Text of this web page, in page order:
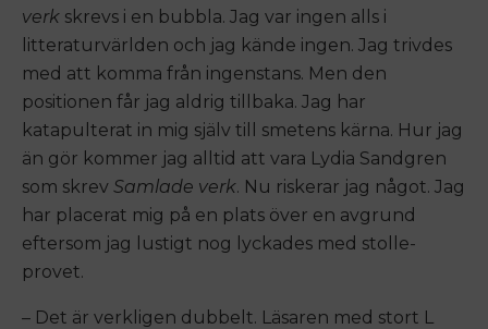
verk skrevs i en bubbla. Jag var ingen alls i
litteraturvärlden och jag kände ingen. Jag trivdes
med att komma från ingenstans. Men den
positionen får jag aldrig tillbaka. Jag har
katapulterat in mig själv till smetens kärna. Hur jag
än gör kommer jag alltid att vara Lydia Sandgren
som skrev Samlade verk. Nu riskerar jag något. Jag
har placerat mig på en plats över en avgrund
eftersom jag lustigt nog lyckades med stolle-
provet.
– Det är verkligen dubbelt. Läsaren med stort L